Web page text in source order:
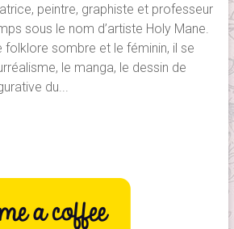
peintre, graphiste et professeur
sous le nom d’artiste Holy Mane.
folklore sombre et le féminin, il se
le manga, le dessin de
du...